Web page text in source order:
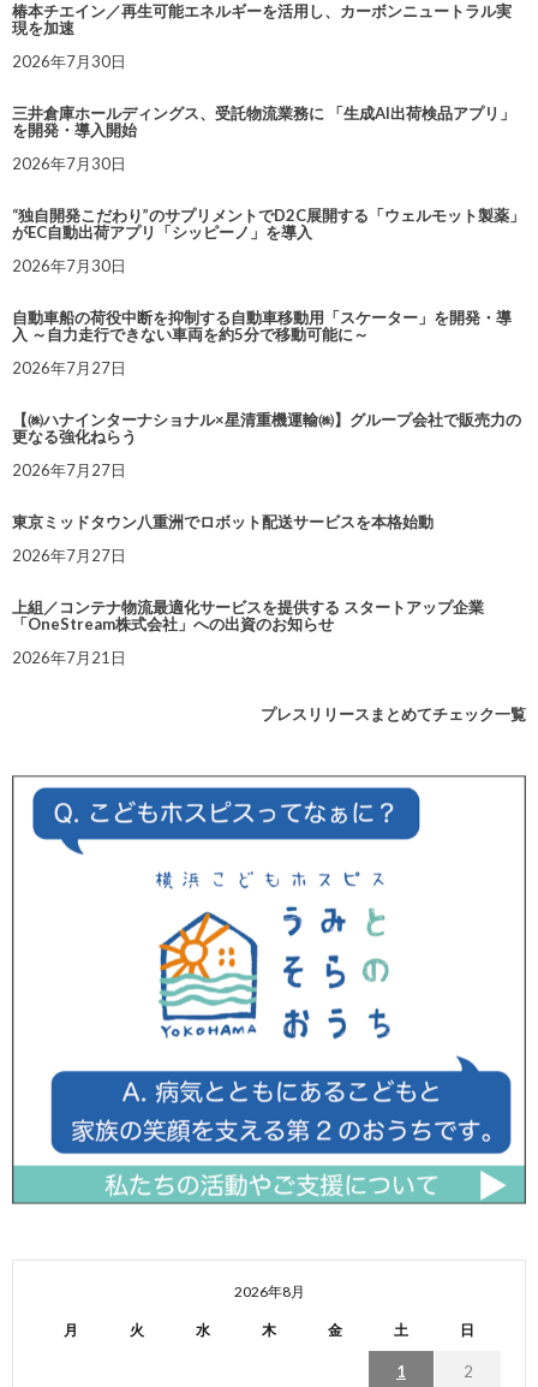
椿本チエイン／再生可能エネルギーを活用し、カーボンニュートラル実
現を加速
2026年7月30日
三井倉庫ホールディングス、受託物流業務に 「生成AI出荷検品アプリ」
を開発・導入開始
2026年7月30日
“独自開発こだわり”のサプリメントでD2C展開する「ウェルモット製薬」
がEC自動出荷アプリ「シッピーノ」を導入
2026年7月30日
自動車船の荷役中断を抑制する自動車移動用「スケーター」を開発・導
入 ～自力走行できない車両を約5分で移動可能に～
2026年7月27日
【㈱ハナインターナショナル×星清重機運輸㈱】グループ会社で販売力の
更なる強化ねらう
2026年7月27日
東京ミッドタウン八重洲でロボット配送サービスを本格始動
2026年7月27日
上組／コンテナ物流最適化サービスを提供する スタートアップ企業
「OneStream株式会社」への出資のお知らせ
2026年7月21日
プレスリリースまとめてチェック一覧
2026年8月
月 火 水 木 金 土 日
1 2